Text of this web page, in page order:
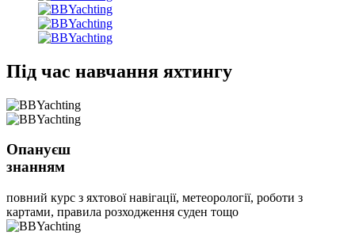
Під час навчання яхтингу
Опануєш
знанням
повний курс з яхтової навігації, метеорології, роботи з
картами, правила розходження суден тощо